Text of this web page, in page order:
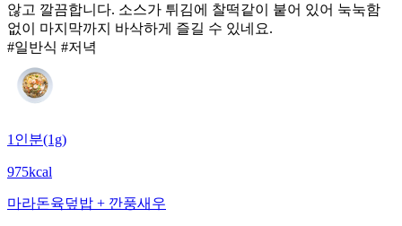
않고 깔끔합니다. 소스가 튀김에 찰떡같이 붙어 있어 눅눅함
없이 마지막까지 바삭하게 즐길 수 있네요.
#일반식 #저녁
1인분(1g)
975kcal
마라돈육덮밥 + 깐풍새우